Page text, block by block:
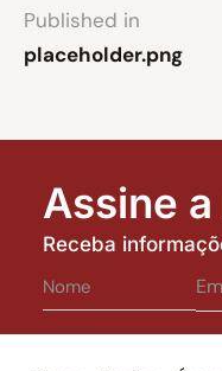
Published in
placeholder.png
Assine
Receba